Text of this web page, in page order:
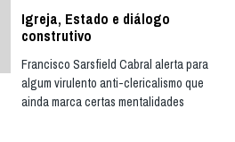
Igreja, Estado e diálogo
construtivo
Francisco Sarsfield Cabral alerta para
algum virulento anti-clericalismo que
ainda marca certas mentalidades